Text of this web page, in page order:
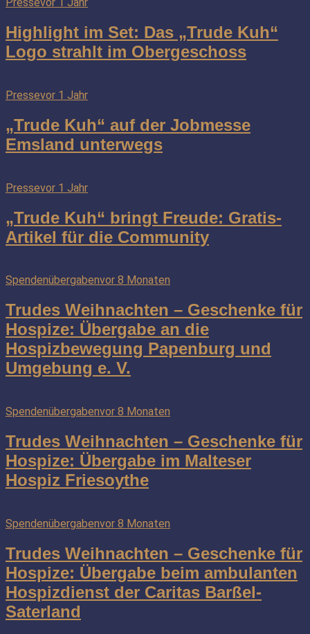
Highlight im Set: Das „Trude Kuh“
Logo strahlt im Obergeschoss
Pressevor 1 Jahr
„Trude Kuh“ auf der Jobmesse
Emsland unterwegs
Pressevor 1 Jahr
„Trude Kuh“ bringt Freude: Gratis-
Artikel für die Community
Spendenübergabenvor 8 Monaten
Trudes Weihnachten – Geschenke für
Hospize: Übergabe an die
Hospizbewegung Papenburg und
Umgebung e. V.
Spendenübergabenvor 8 Monaten
Trudes Weihnachten – Geschenke für
Hospize: Übergabe im Malteser
Hospiz Friesoythe
Spendenübergabenvor 8 Monaten
Trudes Weihnachten – Geschenke für
Hospize: Übergabe beim ambulanten
Hospizdienst der Caritas Barßel-
Saterland